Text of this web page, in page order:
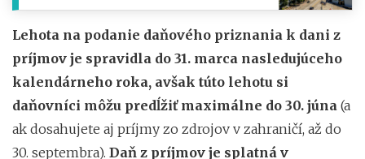
Lehota na podanie daňového priznania k dani z
príjmov je spravidla do 31. marca nasledujúceho
kalendárneho roka, avšak túto lehotu si
daňovníci môžu predĺžiť maximálne do 30. júna (a
ak dosahujete aj príjmy zo zdrojov v zahraničí, až do
30. septembra). Daň z príjmov je splatná v